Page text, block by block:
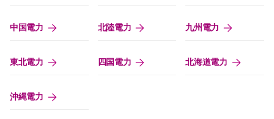
中国電力 北陸電力 九州電力
東北電力 四国電力 北海道電力
沖縄電力